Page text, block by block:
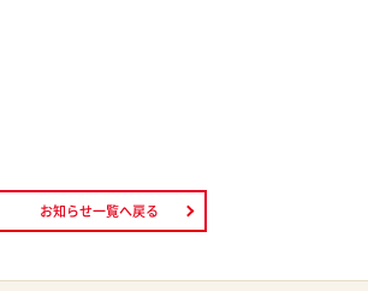
お知らせ一覧へ戻る